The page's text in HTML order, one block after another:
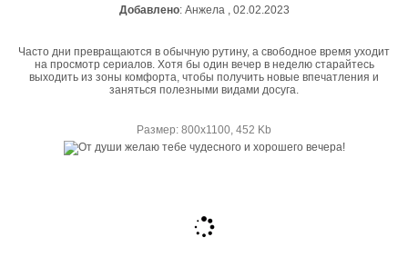
Добавлено: Анжела , 02.02.2023
Часто дни превращаются в обычную рутину, а свободное время уходит
на просмотр сериалов. Хотя бы один вечер в неделю старайтесь
выходить из зоны комфорта, чтобы получить новые впечатления и
заняться полезными видами досуга.
Размер: 800х1100, 452 Kb